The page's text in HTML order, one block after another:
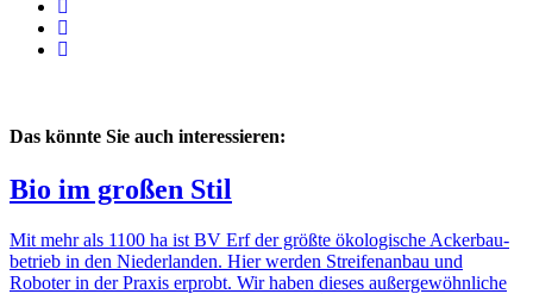
Das könnte Sie auch interessieren:
Bio im großen Stil
Mit mehr als 1100 ha ist BV Erf der größte ökolo­gi­sche Acker­bau­
be­trieb in den Nieder­landen. Hier werden Strei­fen­anbau und
Roboter in der Praxis erprobt. Wir haben dieses außer­ge­wöhn­liche